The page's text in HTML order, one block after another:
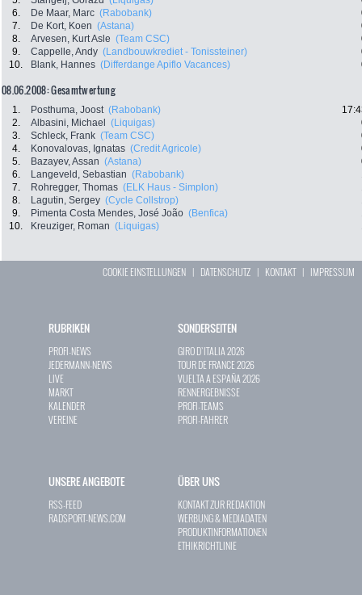
6.
De Maar, Marc (Rabobank)
7.
De Kort, Koen (Astana)
8.
Arvesen, Kurt Asle (Team CSC)
9.
Cappelle, Andy (Landbouwkrediet - Tonissteiner)
10.
Blank, Hannes (Differdange Apiflo Vacances)
08.06.2008: Gesamtwertung
1. Posthuma, Joost (Rabobank)
2.
Albasini, Michael (Liquigas)
3.
Schleck, Frank (Team CSC)
4.
Konovalovas, Ignatas (Credit Agricole)
5.
Bazayev, Assan (Astana)
6.
Langeveld, Sebastian (Rabobank)
7.
Rohregger, Thomas (ELK Haus - Simplon)
8.
Lagutin, Sergey (Cycle Collstrop)
9.
Pimenta Costa Mendes, José João (Benfica)
10.
Kreuziger, Roman (Liquigas)
COOKIE EINSTELLUNGEN | DATENSCHUTZ | KONTAKT| IMPRESSUM
RUBRIKEN
PROFI-NEWS
JEDERMANN-NEWS
LIVE
MARKT
KALENDER
VEREINE
SONDERSEITEN
GIRO D`ITALIA 2026
TOUR DE FRANCE 2026
VUELTA A ESPAÑA 2026
RENNERGEBNISSE
PROFI-TEAMS
PROFI-FAHRER
UNSERE ANGEBOTE
RSS-FEED
RADSPORT-NEWS.COM
ÜBER UNS
KONTAKT ZUR REDAKTION
WERBUNG & MEDIADATEN
PRODUKTINFORMATIONEN
ETHIKRICHTLINIE